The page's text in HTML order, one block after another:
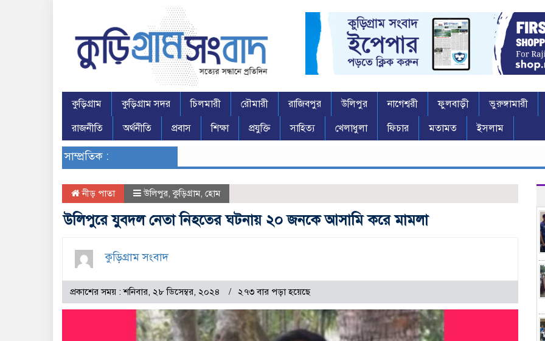
কুড়িগ্রাম কুড়িগ্রাম সদর চিলমারী রৌমারী রাজিবপুর উলিপুর নাগেশ্বরী ফুলবাড়ী ভুরুঙ্গামারী
রাজনীতি
অর্থনীতি প্রবাস শিক্ষা প্রযুক্তি সাহিত্য খেলাধুলা ফিচার মতামত ইসলাম
সাম্প্রতিক :
নীড় পাতা উলিপুর,কুড়িগ্রাম, হোম
উলিপুরে যুবদল নেতা নিহতের ঘটনায় ২০ জনকে আসামি করে মামলা
কুড়িগ্রাম সংবাদ
প্রকাশের সময় : শনিবার, ২৮ ডিসেম্বর, ২০২৪ ২৭৩ বার পড়া হয়েছে